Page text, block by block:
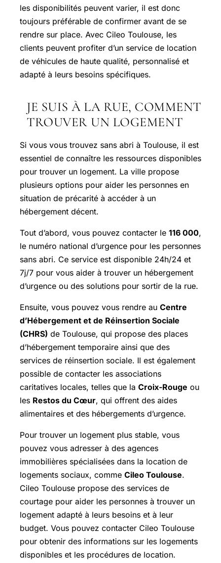
les disponibilités peuvent varier, il est donc
toujours préférable de confirmer avant de se
rendre sur place. Avec Cileo Toulouse, les
clients peuvent profiter d’un service de location
de véhicules de haute qualité, personnalisé et
adapté à leurs besoins spécifiques.
JE SUIS À LA RUE, COMMENT
TROUVER UN LOGEMENT
Si vous vous trouvez sans abri à Toulouse, il est
essentiel de connaître les ressources disponibles
pour trouver un logement. La ville propose
plusieurs options pour aider les personnes en
situation de précarité à accéder à un
hébergement décent.
Tout d’abord, vous pouvez contacter le 116 000,
le numéro national d’urgence pour les personnes
sans abri. Ce service est disponible 24h/24 et
7j/7 pour vous aider à trouver un hébergement
d’urgence ou des solutions pour sortir de la rue.
Ensuite, vous pouvez vous rendre au Centre
d’Hébergement et de Réinsertion Sociale
(CHRS) de Toulouse, qui propose des places
d’hébergement temporaire ainsi que des
services de réinsertion sociale. Il est également
possible de contacter les associations
caritatives locales, telles que la Croix-Rouge ou
les Restos du Cœur, qui offrent des aides
alimentaires et des hébergements d’urgence.
Pour trouver un logement plus stable, vous
pouvez vous adresser à des agences
immobilières spécialisées dans la location de
logements sociaux, comme Cileo Toulouse.
Cileo Toulouse propose des services de
courtage pour aider les personnes à trouver un
logement adapté à leurs besoins et à leur
budget. Vous pouvez contacter Cileo Toulouse
pour obtenir des informations sur les logements
disponibles et les procédures de location.